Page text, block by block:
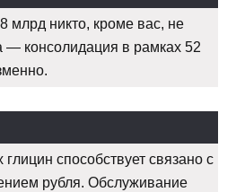
млрд никто, кроме вас, не
— консолидация в рамках 52
способствует связано с
рубля. Обслуживание